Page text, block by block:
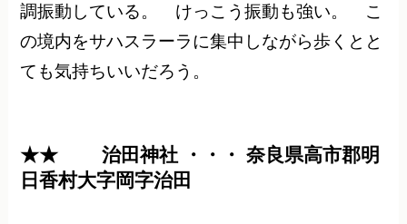
調振動している。 けっこう振動も強い。 こ
の境内をサハスラーラに集中しながら歩くとと
ても気持ちいいだろう。
★★ 治田神社 ・・・ 奈良県高市郡明
日香村大字岡字治田